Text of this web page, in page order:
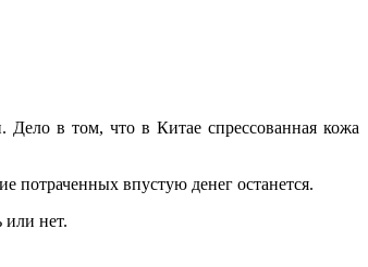
Дело в том, что в Китае спрессованная кожа
потраченных впустую денег останется.
или нет.